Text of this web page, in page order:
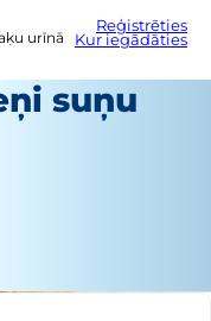
Reģistrēties
Kur iegādāties
urīnā
suņu